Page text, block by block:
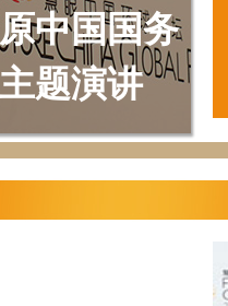
中国国务
题演讲